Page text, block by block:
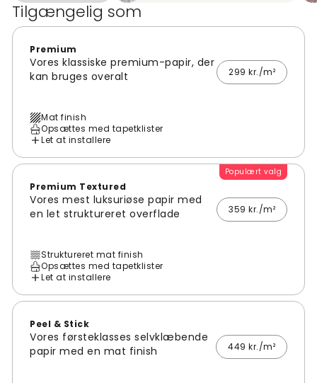
Tilgængelig som
Premium
Vores klassiske premium-papir, der
kan bruges overalt
299 kr./m²
Mat finish
Opsættes med tapetklister
Let at installere
Populært valg
Premium Textured
Vores mest luksuriøse papir med
en let struktureret overflade
359 kr./m²
Struktureret mat finish
Opsættes med tapetklister
Let at installere
Peel & Stick
Vores førsteklasses selvklæbende
papir med en mat finish
449 kr./m²